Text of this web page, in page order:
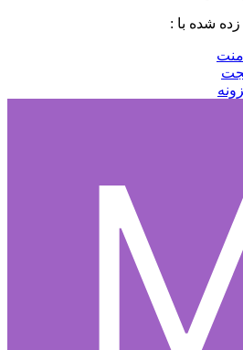
شده با :